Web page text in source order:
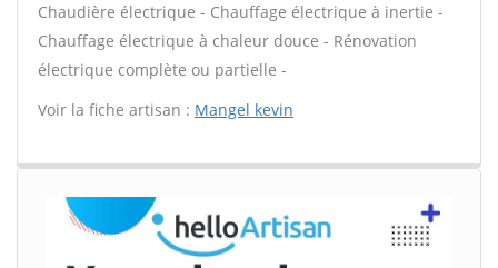
Chaudière électrique - Chauffage électrique à inertie -
Chauffage électrique à chaleur douce - Rénovation
électrique complète ou partielle -
Voir la fiche artisan : Mangel kevin